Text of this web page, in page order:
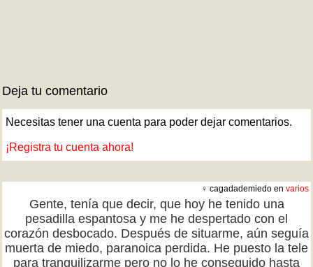
Deja tu comentario
Necesitas tener una cuenta para poder dejar comentarios.
¡Registra tu cuenta ahora!
♀ cagadademiedo en varios
Gente, tenía que decir, que hoy he tenido una
pesadilla espantosa y me he despertado con el
corazón desbocado. Después de situarme, aún seguía
muerta de miedo, paranoica perdida. He puesto la tele
para tranquilizarme pero no lo he conseguido hasta